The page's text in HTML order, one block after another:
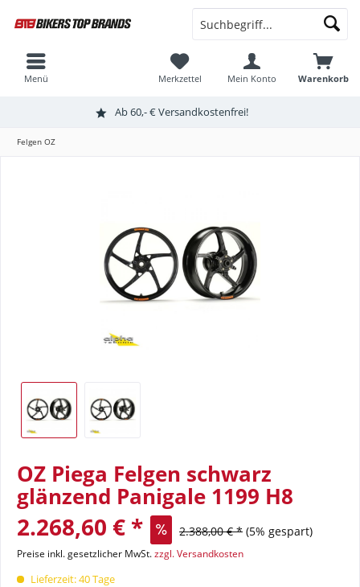
Ab 60,- € Versandkostenfrei!
Warenkorb
Merkzettel Mein Konto
Menü
Felgen OZ
OZ Piega Felgen schwarz
glänzend Panigale 1199 H8
2.268,60 € * 2.388,00 € * (5% gespart)
Preise inkl. gesetzlicher MwSt.zzgl. Versandkosten
Lieferzeit: 40 Tage